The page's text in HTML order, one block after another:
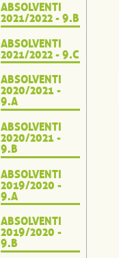
ABSOLVENTI
2021/2022 - 9.B
ABSOLVENTI
2021/2022 - 9.C
ABSOLVENTI
2020/2021 -
9.A
ABSOLVENTI
2020/2021 -
9.B
ABSOLVENTI
2019/2020 -
9.A
ABSOLVENTI
2019/2020 -
9.B